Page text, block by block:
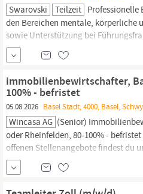
Swarovski Teilzeit Professionelle
den Bereichen mentale, körperliche
sowie Unterstützung bei
Rechtsangelegenheiten. Umfassende
Persönlichkeitstrainings, die dich in
Viele unserer Sales...
immobilienbewirtschafter,
100% - befristet
05.08.2026 Basel Stadt, 4000, Basel,
Wincasa AG (Senior)
oder Rheinfelden, 80-100% -
offenen Stellenangebote findest du
Immobilien-Dienstleister, gestaltet
Immobilienbranche entscheidend
agile Prozesse und eine smarte